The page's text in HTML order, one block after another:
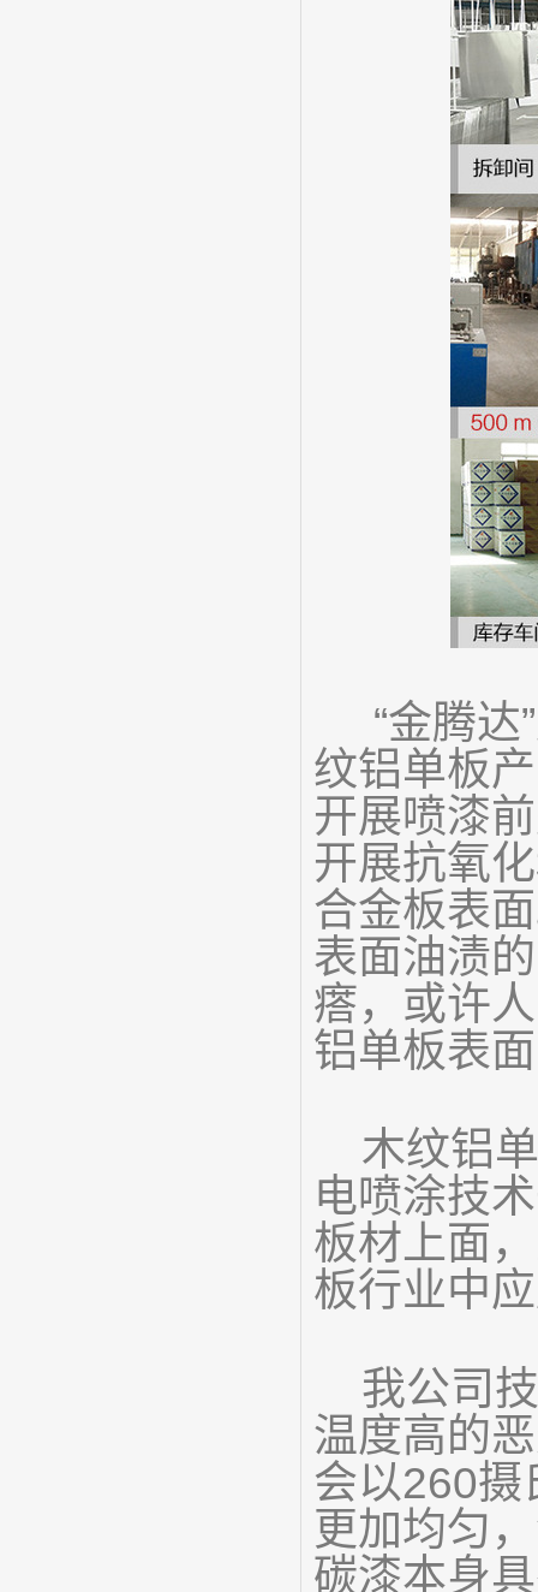
“金腾达
纹铝单板
开展喷漆
开展抗氧
合金板表
表面油渍
瘩，或许
铝单板表
木纹铝单
电喷涂技
板材上面
板行业中
我公司技
温度高的
会以260摄
更加均匀
碳漆本身